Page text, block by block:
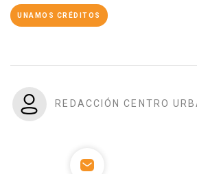
UNAMOS CRÉDITOS
REDACCIÓN CENTRO